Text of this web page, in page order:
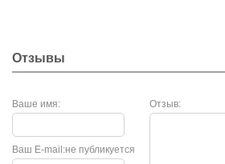
Отзывы
Ваше имя: Отзыв:
не публикуется
Ваш E-mail: